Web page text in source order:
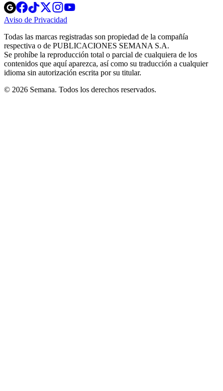
Opens
in
new
Opens
in
new
Opens
in
new
window
Opens
new
windowwindow
Aviso de Privacidad
new
window
Todas las marcas registradas son propiedad de la compañía
respectiva o de PUBLICACIONES SEMANA S.A.
Se prohíbe la reproducción total o parcial de cualquiera de los
contenidos que aquí aparezca, así como su traducción a cualquier
idioma sin autorización escrita por su titular.
© 2026 Semana. Todos los derechos reservados.